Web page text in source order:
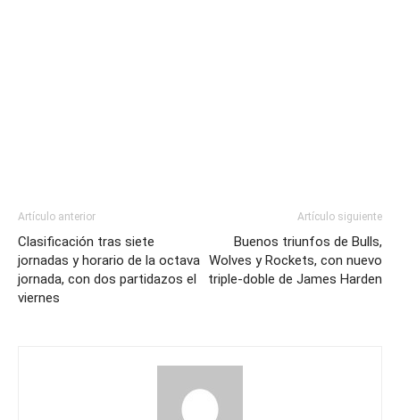
Artículo anterior
Clasificación tras siete
jornadas y horario de la octava
jornada, con dos partidazos el
viernes
Artículo siguiente
Buenos triunfos de Bulls,
Wolves y Rockets, con nuevo
triple-doble de James Harden